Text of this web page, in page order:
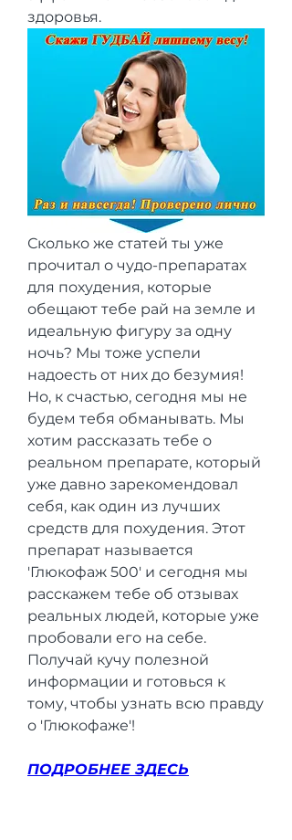
здоровья.
Сколько же статей ты уже
прочитал о чудо-препаратах
для похудения, которые
обещают тебе рай на земле и
идеальную фигуру за одну
ночь? Мы тоже успели
надоесть от них до безумия!
Но, к счастью, сегодня мы не
будем тебя обманывать. Мы
хотим рассказать тебе о
реальном препарате, который
уже давно зарекомендовал
себя, как один из лучших
средств для похудения. Этот
препарат называется
'Глюкофаж 500' и сегодня мы
расскажем тебе об отзывах
реальных людей, которые уже
пробовали его на себе.
Получай кучу полезной
информации и готовься к
тому, чтобы узнать всю правду
о 'Глюкофаже'!
ПОДРОБНЕЕ ЗДЕСЬ